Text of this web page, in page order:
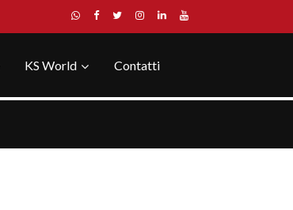
KS World Contatti